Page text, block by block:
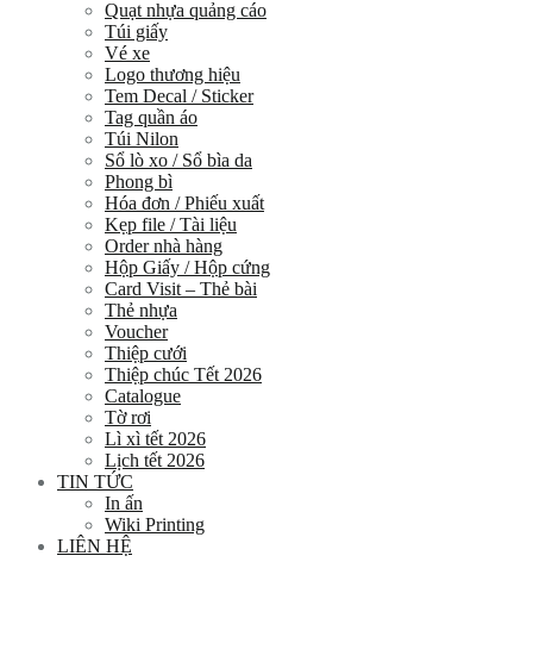
Quạt nhựa quảng cáo
Túi giấy
Vé xe
Logo thương hiệu
Tem Decal / Sticker
Tag quần áo
Túi Nilon
Sổ lò xo / Sổ bìa da
Phong bì
Hóa đơn / Phiếu xuất
Kẹp file / Tài liệu
Order nhà hàng
Hộp Giấy / Hộp cứng
Card Visit – Thẻ bài
Thẻ nhựa
Voucher
Thiệp cưới
Thiệp chúc Tết 2026
Catalogue
Tờ rơi
Lì xì tết 2026
Lịch tết 2026
TIN TỨC
In ấn
Wiki Printing
LIÊN HỆ